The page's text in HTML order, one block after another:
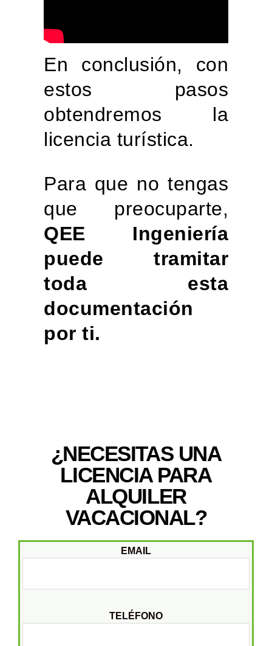
En conclusión, con
estos pasos
obtendremos la
licencia turística.
Para que no tengas
que preocuparte,
QEE Ingeniería
puede tramitar
toda esta
documentación
por ti.
¿NECESITAS UNA
LICENCIA PARA
ALQUILER
VACACIONAL?
EMAIL
TELÉFONO